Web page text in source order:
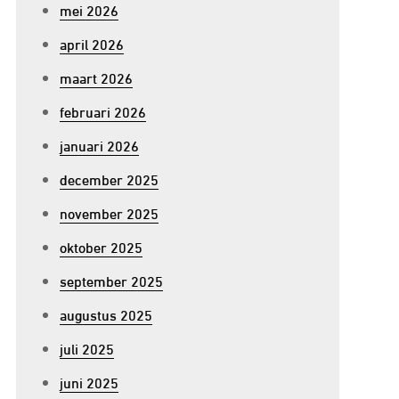
mei 2026
april 2026
maart 2026
februari 2026
januari 2026
december 2025
november 2025
oktober 2025
september 2025
augustus 2025
juli 2025
juni 2025